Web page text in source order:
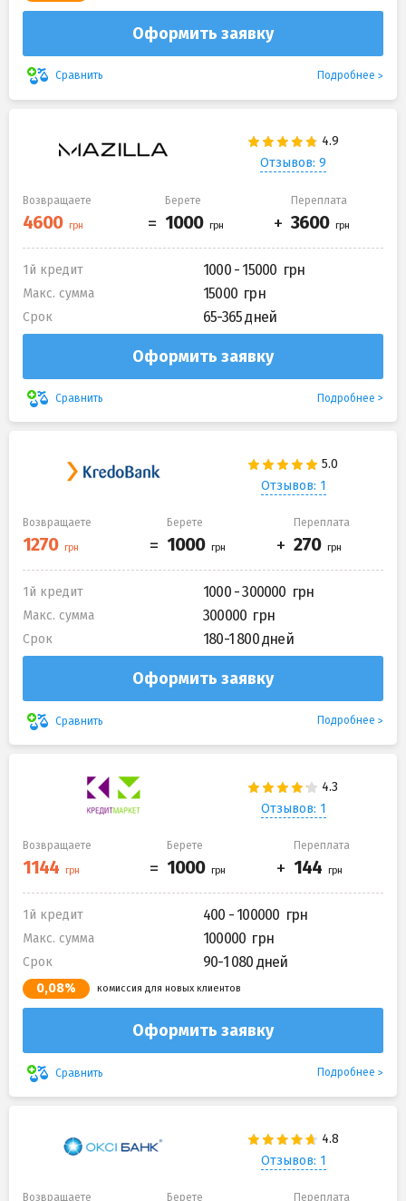
Оформить заявку
Сравнить Подробнее
Отзывов: 9
Возвращаете Берете Переплата
1й кредит 1000 - 15000
Макс. сумма 15000
Срок 65-365 дней
Оформить заявку
Сравнить Подробнее
Отзывов: 1
Возвращаете Берете Переплата
1й кредит 1000 - 300000
Макс. сумма 300000
Срок 180-1 800 дней
Оформить заявку
Сравнить Подробнее
Отзывов: 1
Возвращаете Берете Переплата
1й кредит 400 - 100000
Макс. сумма 100000
Срок 90-1 080 дней
0,08% комиссия для новых клиентов
Оформить заявку
Сравнить Подробнее
Отзывов: 1
Возвращаете Берете Переплата